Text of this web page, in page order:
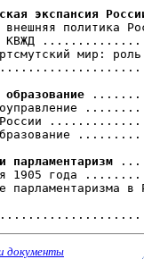
экспансия
политика
мир: роль
парламентаризм
1905 года
парламентаризма в
документы